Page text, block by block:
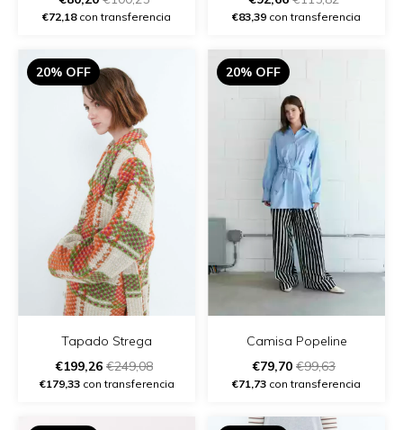
€72,18con transferencia €83,39 con transferencia
20% OFF
Tapado Strega
€199,26 €249,08
€179,33con transferencia
20% OFF
Camisa Popeline
€79,70 €99,63
€71,73 con transferencia